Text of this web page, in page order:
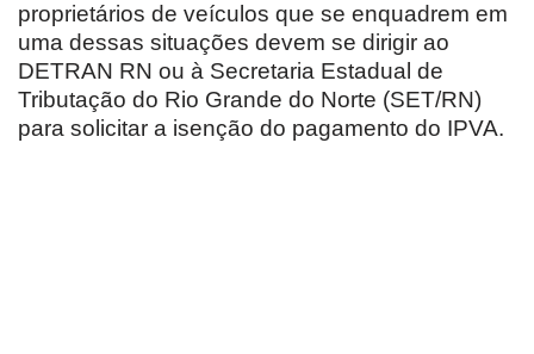
proprietários de veículos que se enquadrem em
uma dessas situações devem se dirigir ao
DETRAN RN ou à Secretaria Estadual de
Tributação do Rio Grande do Norte (SET/RN)
para solicitar a isenção do pagamento do IPVA.